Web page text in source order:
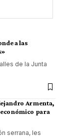
a las
de la Junta
Armenta,
para
serrana, les